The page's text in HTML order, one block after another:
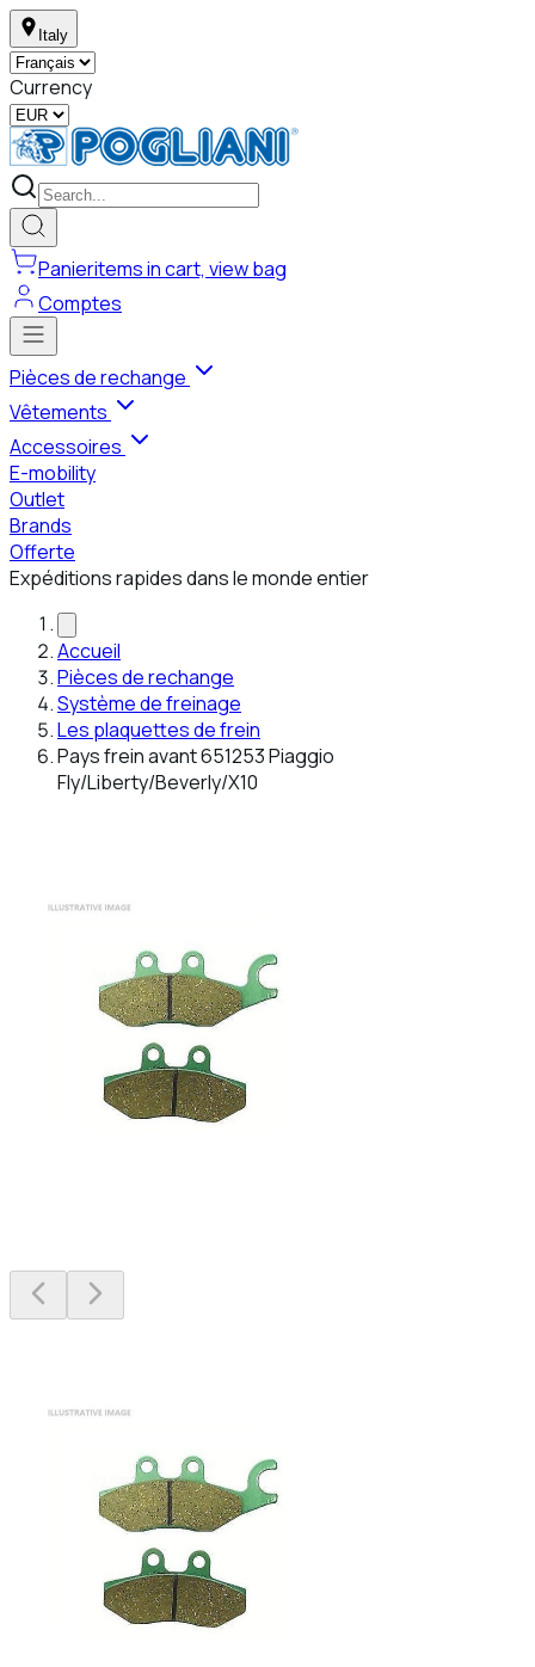
Italy
Currency
Panieritems in cart, view bag
Comptes
Pièces de rechange
Vêtements
Accessoires
E-mobility
Outlet
Brands
Offerte
Expéditions rapides dans le monde entier
Accueil
Pièces de rechange
Système de freinage
Les plaquettes de frein
Pays frein avant 651253 Piaggio
Fly/Liberty/Beverly/X10